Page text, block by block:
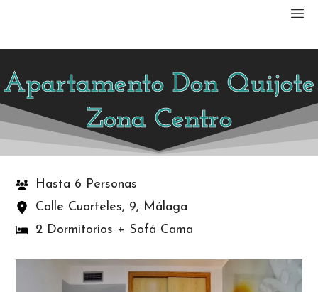
Apartamento Don Quijote
Zona Centro
Hasta 6 Personas
Calle Cuarteles, 9, Málaga
2 Dormitorios + Sofá Cama